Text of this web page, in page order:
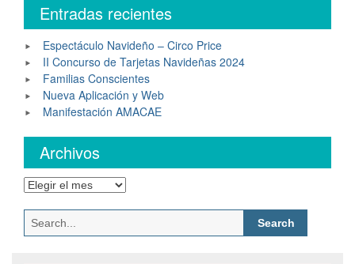
Entradas recientes
Espectáculo Navideño – Circo Price
II Concurso de Tarjetas Navideñas 2024
Familias Conscientes
Nueva Aplicación y Web
Manifestación AMACAE
Archivos